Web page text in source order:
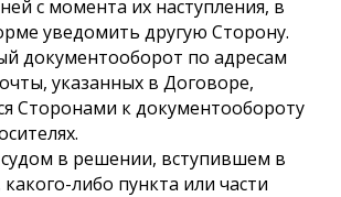
с момента их наступления, в
уведомить другую Сторону.
документооборот по адресам
указанных в Договоре,
Сторонами к документообороту
в решении, вступившем в
либо пункта или части